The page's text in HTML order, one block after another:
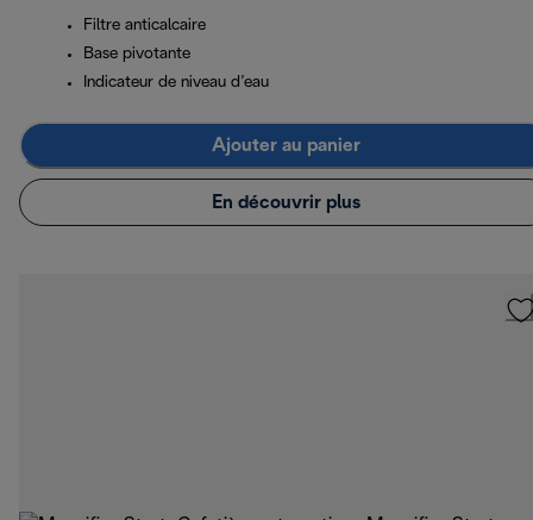
Filtre anticalcaire
Base pivotante
Indicateur de niveau d’eau
Ajouter au panier
En découvrir plus